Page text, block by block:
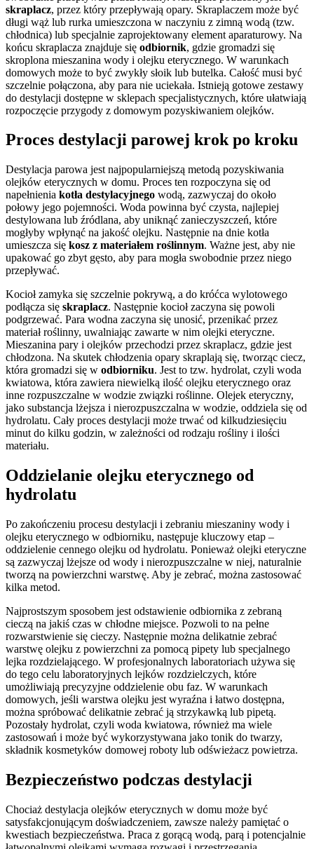
skraplacz, przez który przepływają opary. Skraplaczem może być
długi wąż lub rurka umieszczona w naczyniu z zimną wodą (tzw.
chłodnica) lub specjalnie zaprojektowany element aparaturowy. Na
końcu skraplacza znajduje się odbiornik, gdzie gromadzi się
skroplona mieszanina wody i olejku eterycznego. W warunkach
domowych może to być zwykły słoik lub butelka. Całość musi być
szczelnie połączona, aby para nie uciekała. Istnieją gotowe zestawy
do destylacji dostępne w sklepach specjalistycznych, które ułatwiają
rozpoczęcie przygody z domowym pozyskiwaniem olejków.
Proces destylacji parowej krok po kroku
Destylacja parowa jest najpopularniejszą metodą pozyskiwania
olejków eterycznych w domu. Proces ten rozpoczyna się od
napełnienia kotła destylacyjnego wodą, zazwyczaj do około
połowy jego pojemności. Woda powinna być czysta, najlepiej
destylowana lub źródlana, aby uniknąć zanieczyszczeń, które
mogłyby wpłynąć na jakość olejku. Następnie na dnie kotła
umieszcza się kosz z materiałem roślinnym. Ważne jest, aby nie
upakować go zbyt gęsto, aby para mogła swobodnie przez niego
przepływać.
Kocioł zamyka się szczelnie pokrywą, a do króćca wylotowego
podłącza się skraplacz. Następnie kocioł zaczyna się powoli
podgrzewać. Para wodna zaczyna się unosić, przenikać przez
materiał roślinny, uwalniając zawarte w nim olejki eteryczne.
Mieszanina pary i olejków przechodzi przez skraplacz, gdzie jest
chłodzona. Na skutek chłodzenia opary skraplają się, tworząc ciecz,
która gromadzi się w odbiorniku. Jest to tzw. hydrolat, czyli woda
kwiatowa, która zawiera niewielką ilość olejku eterycznego oraz
inne rozpuszczalne w wodzie związki roślinne. Olejek eteryczny,
jako substancja lżejsza i nierozpuszczalna w wodzie, oddziela się od
hydrolatu. Cały proces destylacji może trwać od kilkudziesięciu
minut do kilku godzin, w zależności od rodzaju rośliny i ilości
materiału.
Oddzielanie olejku eterycznego od
hydrolatu
Po zakończeniu procesu destylacji i zebraniu mieszaniny wody i
olejku eterycznego w odbiorniku, następuje kluczowy etap –
oddzielenie cennego olejku od hydrolatu. Ponieważ olejki eteryczne
są zazwyczaj lżejsze od wody i nierozpuszczalne w niej, naturalnie
tworzą na powierzchni warstwę. Aby je zebrać, można zastosować
kilka metod.
Najprostszym sposobem jest odstawienie odbiornika z zebraną
cieczą na jakiś czas w chłodne miejsce. Pozwoli to na pełne
rozwarstwienie się cieczy. Następnie można delikatnie zebrać
warstwę olejku z powierzchni za pomocą pipety lub specjalnego
lejka rozdzielającego. W profesjonalnych laboratoriach używa się
do tego celu laboratoryjnych lejków rozdzielczych, które
umożliwiają precyzyjne oddzielenie obu faz. W warunkach
domowych, jeśli warstwa olejku jest wyraźna i łatwo dostępna,
można spróbować delikatnie zebrać ją strzykawką lub pipetą.
Pozostały hydrolat, czyli woda kwiatowa, również ma wiele
zastosowań i może być wykorzystywana jako tonik do twarzy,
składnik kosmetyków domowej roboty lub odświeżacz powietrza.
Bezpieczeństwo podczas destylacji
Chociaż destylacja olejków eterycznych w domu może być
satysfakcjonującym doświadczeniem, zawsze należy pamiętać o
kwestiach bezpieczeństwa. Praca z gorącą wodą, parą i potencjalnie